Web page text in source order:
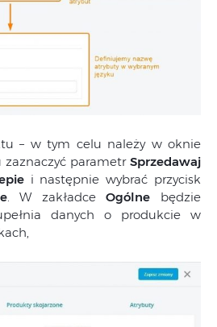
– w tym celu należy w oknie
parametr Sprzedawaj
i następnie wybrać przycisk
. W zakładceOgólne będzie
danych o produkcie w